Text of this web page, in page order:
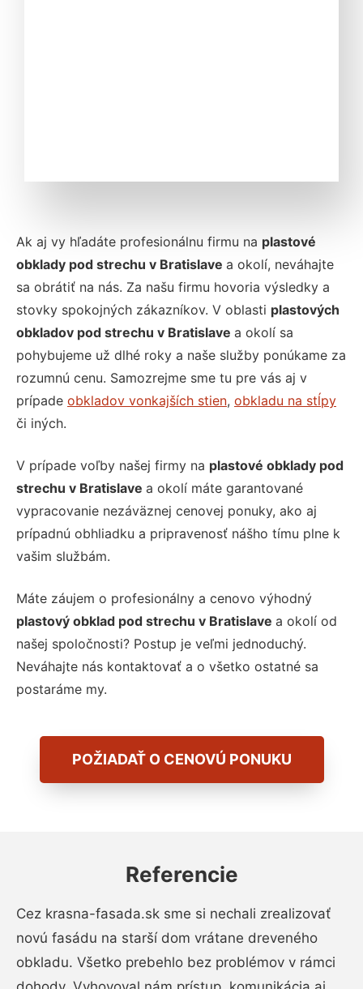
Ak aj vy hľadáte profesionálnu firmu na plastové
obklady pod strechu v Bratislave a okolí, neváhajte
sa obrátiť na nás. Za našu firmu hovoria výsledky a
stovky spokojných zákazníkov. V oblasti plastových
obkladov pod strechu v Bratislave a okolí sa
pohybujeme už dlhé roky a naše služby ponúkame za
rozumnú cenu. Samozrejme sme tu pre vás aj v
prípade obkladov vonkajších stien, obkladu na stĺpy
či iných.
V prípade voľby našej firmy na plastové obklady pod
strechu v Bratislave a okolí máte garantované
vypracovanie nezáväznej cenovej ponuky, ako aj
prípadnú obhliadku a pripravenosť nášho tímu plne k
vašim službám.
Máte záujem o profesionálny a cenovo výhodný
plastový obklad pod strechu v Bratislave a okolí od
našej spoločnosti? Postup je veľmi jednoduchý.
Neváhajte nás kontaktovať a o všetko ostatné sa
postaráme my.
POŽIADAŤ O CENOVÚ PONUKU
Referencie
Cez krasna-fasada.sk sme si nechali zrealizovať
novú fasádu na starší dom vrátane dreveného
obkladu. Všetko prebehlo bez problémov v rámci